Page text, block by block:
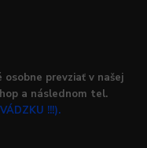
osobne prevziať v našej
a následnom tel.
!!!).